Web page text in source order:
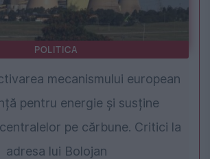
POLITICA
mecanismului european
pentru energie și susține
pe cărbune. Critici la
adresa lui Bolojan